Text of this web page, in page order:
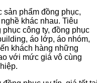
sản phẩm đồng phục,
khác nhau. Tiêu
công ty, đồng phục
áo lớp, áo nhóm,
khách hàng những
với mức giá vô cùng